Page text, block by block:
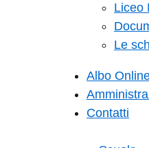
Liceo
Le
Albo
Contatti